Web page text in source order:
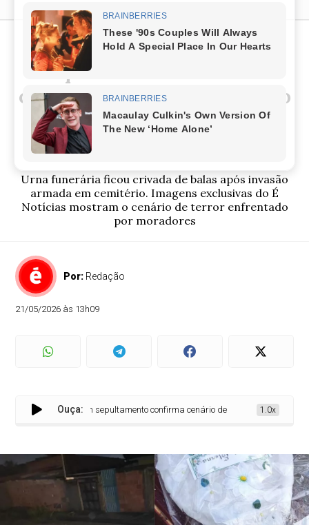
Ataque a tiros em
sepultamento confirma
cenário de tensão antecipado
pelo É Notícias em Dias
Urna funerária ficou crivada de balas após invasão
armada em cemitério. Imagens exclusivas do É
Notícias mostram o cenário de terror enfrentado
por moradores
Por: Redação
21/05/2026 às 13h09
Ouça:
Ataque a tiros em sepultamento confirma cenário de tensão antecipado pelo É
1.0x